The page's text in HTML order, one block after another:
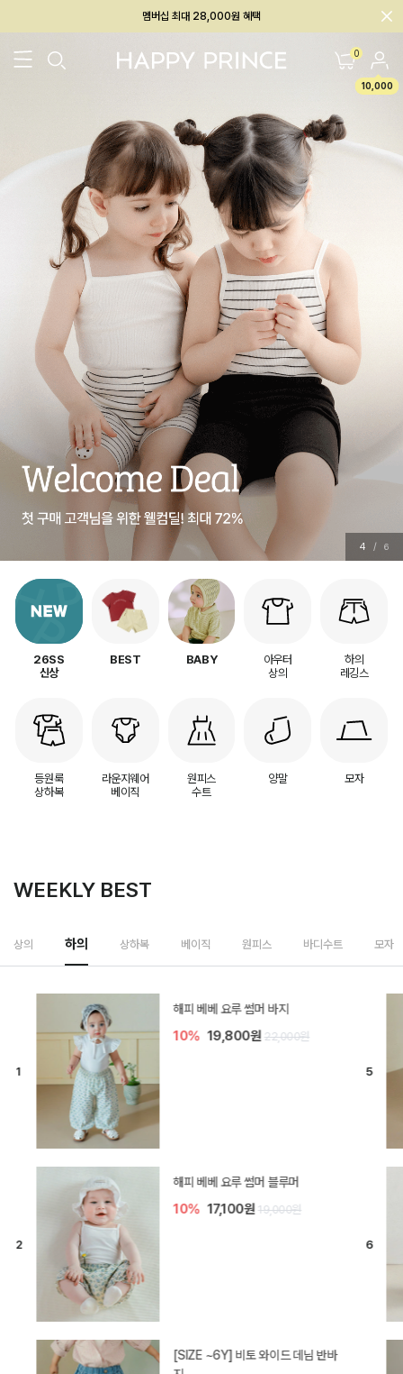
회원전용 아울렛, 가입하면 ~60% 할인!
0
10,000
5 / 6
26SS
신상
BEST BABY
아우터
상의
하의
레깅스
등원룩
상하복
라운지웨어
베이직
원피스
수트
양말 모자
WEEKLY BEST
상의 하의 상하복 베이직 원피스 바디수트 모자
[SIZE ~6Y] 델린 린넨 바지
10% 21,600원 24,000원
듀이 아기 바지
10% 17,100원 19,000원
[SIZE ~6Y] 라핀 카프리 팬츠